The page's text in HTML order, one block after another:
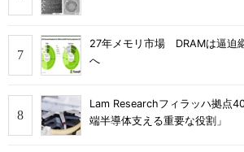
27年メモリ市場 DRAMは逼迫
へ
Lam Researchフィラッハ拠点
端半導体支える重要な役割」